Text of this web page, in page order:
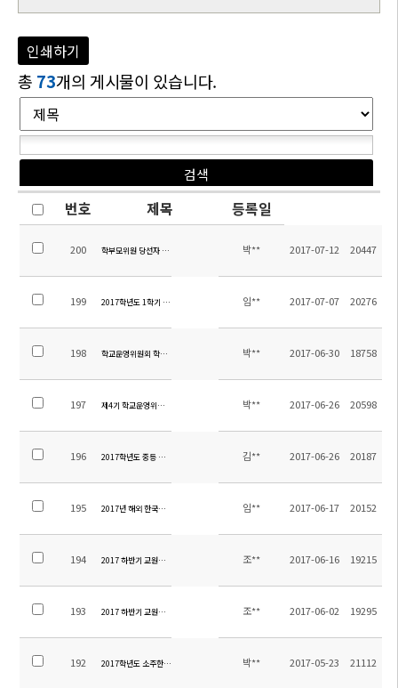
인쇄하기
총 73개의 게시물이 있습니다.
번호 제목 등록일
200 학부모위원 당선자 확정 공고 박** 2017-07-12 20447
199 2017학년도 1학기 소주한국학교 만족도 조사 결과
임** 2017-07-07 20276
198 학교운영위원회 학부모위원 선출 공고 박** 2017-06-30 18758
197 제4기 학교운영위원회 보궐선거 계획 박** 2017-06-26 20598
196 2017학년도 중등 수학여행 일정 및 계획 김** 2017-06-26 20187
195 2017년 해외 한국사능력검정 특별시험 실시 안내
임** 2017-06-17 20152
194 2017 하반기 교원채용 최종합격자 발표 조** 2017-06-16 19215
193 2017 하반기 교원채용 서류심사 합격자 발표 조** 2017-06-02 19295
192 2017학년도 소주한국학교 중등 수학여행 용역업체 선정 입찰 재공고(긴급)
박** 2017-05-23 21112